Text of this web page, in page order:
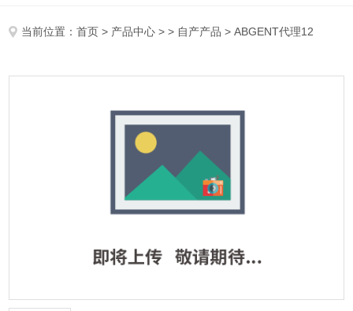
当前位置：首页 > 产品中心 > > 自产产品 > ABGENT代理12